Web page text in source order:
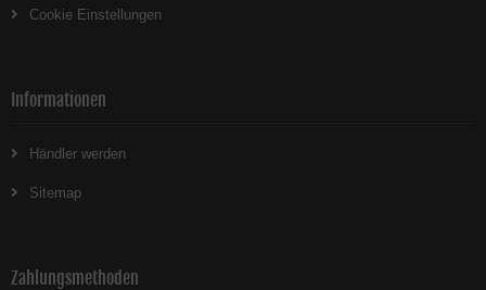
Cookie Einstellungen
Informationen
Händler werden
Sitemap
Zahlungsmethoden